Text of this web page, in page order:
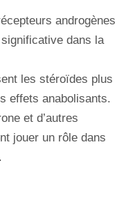
androgènes
dans la
les stéroïdes plus
effets anabolisants.
et d’autres
jouer un rôle dans